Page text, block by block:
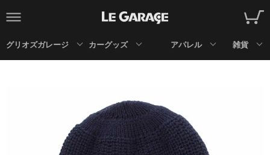
グリオズガレージ カーグッズ アパレル 雑貨